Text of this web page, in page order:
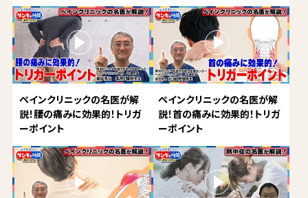
ペインクリニックの名医が解
説！腰の痛みに効果的！トリガ
ーポイント
ペインクリニックの名医が解
説！首の痛みに効果的！トリガ
ーポイント